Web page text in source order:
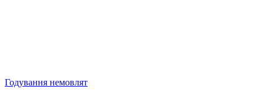
Годування немовлят